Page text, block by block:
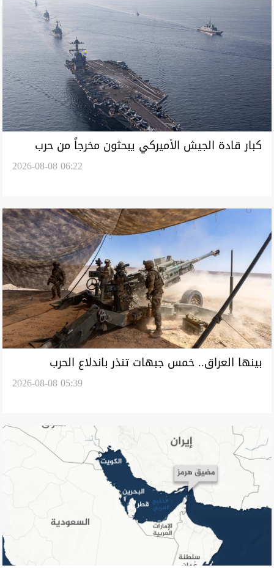
كبار قادة الجيش الأميركي يبحثون مخرجاً من حرب
إيران.. الذخائر تتراجع وخيارات التصعيد تضيق2026-08-08 06:22
بينها العراق.. خمس جبهات تنذر باندلاع الحرب
2026-08-08 05:39